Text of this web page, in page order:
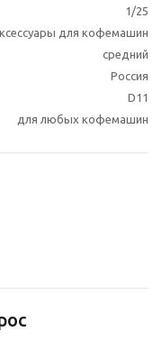
1/25
для кофемашин
средний
Россия
D11
для любых кофемашин